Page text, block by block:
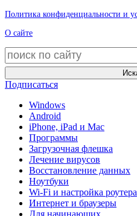
Политика конфиденциальности и
О сайте
Подписаться
Windows
Android
iPhone, iPad и Mac
Программы
Загрузочная флешка
Лечение вирусов
Восстановление данных
Ноутбуки
Wi-Fi и настройка роутера
Интернет и браузеры
Для начинающих